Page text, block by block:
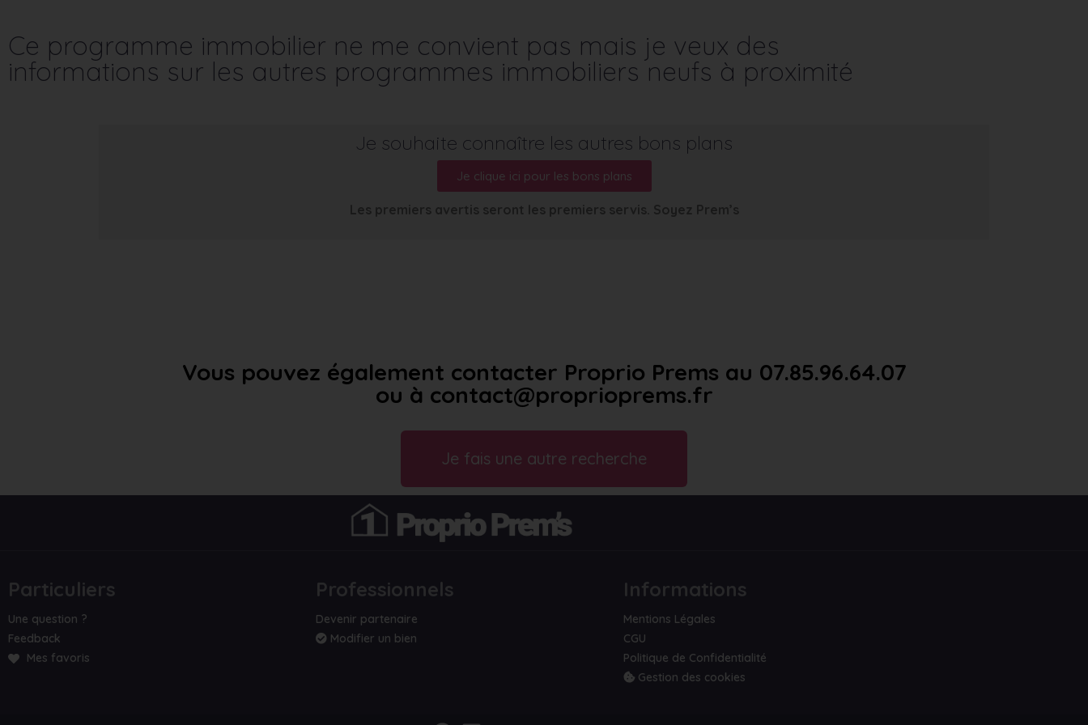
Ce programme immobilier ne me convient pas mais je veux des
informations sur les autres programmes immobiliers neufs à proximité
Je souhaite connaître les autres bons plans
Je clique ici pour les bons plans
Les premiers avertis seront les premiers servis. Soyez Prem’s
Vous pouvez également contacter Proprio Prems au 07.85.96.64.07
ou à contact@proprioprems.fr
Je fais une autre recherche
Particuliers
Une question ?
Feedback
Mes favoris
Professionnels
Devenir partenaire
Modifier un bien
Informations
Mentions Légales
CGU
Politique de Confidentialité
Gestion des cookies